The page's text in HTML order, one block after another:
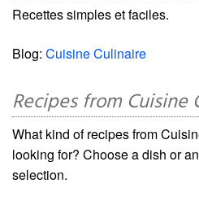
Recettes simples et faciles.
Blog: Cuisine Culinaire
Recipes from Cuisine
What kind of recipes from
looking for? Choose a dish or
selection.